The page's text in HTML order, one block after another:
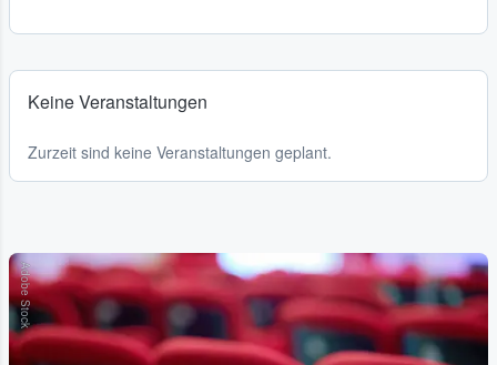
Keine Veranstaltungen
Zurzeit sind keine Veranstaltungen geplant.
Adobe Stock